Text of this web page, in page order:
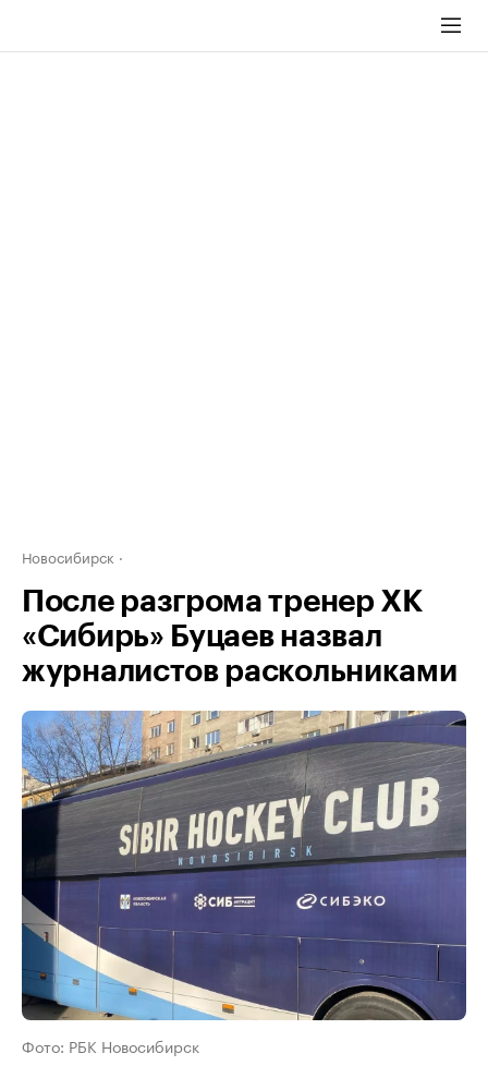
Новосибирск
После разгрома тренер ХК
«Сибирь» Буцаев назвал
журналистов раскольниками
Фото: РБК Новосибирск